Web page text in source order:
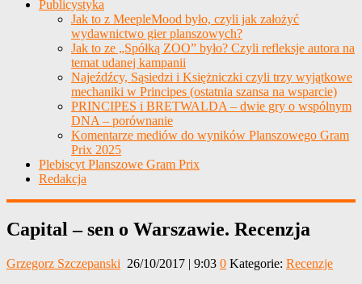
Publicystyka
Jak to z MeepleMood było, czyli jak założyć
wydawnictwo gier planszowych?
Jak to ze „Spółką ZOO” było? Czyli refleksje autora na
temat udanej kampanii
Najeźdźcy, Sąsiedzi i Księżniczki czyli trzy wyjątkowe
mechaniki w Principes (ostatnia szansa na wsparcie)
PRINCIPES i BRETWALDA – dwie gry o wspólnym
DNA – porównanie
Komentarze mediów do wyników Planszowego Gram
Prix 2025
Plebiscyt Planszowe Gram Prix
Redakcja
Capital – sen o Warszawie. Recenzja
Grzegorz Szczepanski 26/10/2017 | 9:03 0 Kategorie: Recenzje